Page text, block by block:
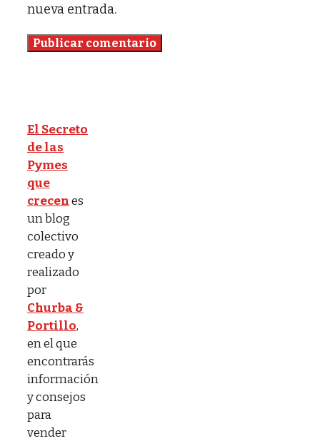
nueva entrada.
El Secreto
de las
Pymes
que
crecenes
un blog
colectivo
creado y
realizado
por
Churba &
Portillo,
en el que
encontrarás
información
y consejos
para
vender